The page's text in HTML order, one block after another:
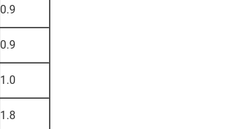
0.9
0.9
1.0
1.8